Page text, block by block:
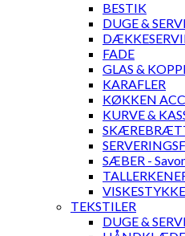
BESTIK
DUGE &
FADE
GLAS &
KARAFLER
KØKKEN
KURVE &
SÆBER -
TEKSTILER
DUGE &